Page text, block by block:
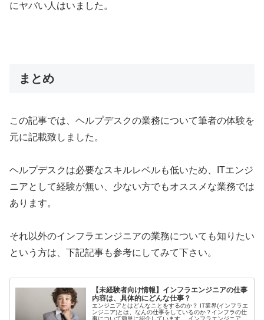
にヤバい人はいました。
まとめ
この記事では、ヘルプデスクの業務について筆者の体験を
元に記載致しました。
ヘルプデスクは必要なスキルレベルも低いため、ITエンジ
ニアとして経験が無い、少ない方でもオススメな業務では
あります。
それ以外のインフラエンジニアの業務についても知りたい
という方は、下記記事も参考にしてみて下さい。
【未経験者向け情報】インフラエンジニアの仕事
内容は、具体的にどんな仕事？
エンジニアとはどんなことをするのか？ IT業界(インフラエ
ンジニア)とは、なんの仕事をしているのか？インフラの仕
事について簡単に紹介しています。 インフラエンジニアの